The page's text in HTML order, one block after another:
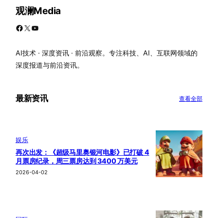
观澜Media
Facebook X YouTube
AI技术 · 深度资讯 · 前沿观察。专注科技、AI、互联网领域的
深度报道与前沿资讯。
最新资讯 查看全部
娱乐
再次出发：《超级马里奥银河电影》已打破 4
月票房纪录，周三票房达到 3400 万美元
2026-04-02